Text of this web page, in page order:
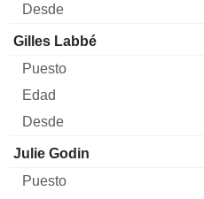
Gilles Labbé
Julie Godin